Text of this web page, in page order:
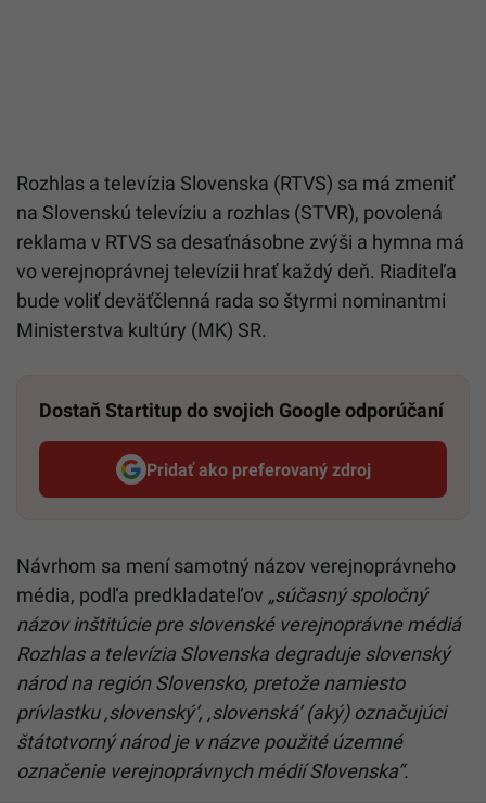
Rozhlas a televízia Slovenska (RTVS) sa má zmeniť
na Slovenskú televíziu a rozhlas (STVR), povolená
reklama v RTVS sa desaťnásobne zvýši a hymna má
vo verejnoprávnej televízii hrať každý deň. Riaditeľa
bude voliť deväťčlenná rada so štyrmi nominantmi
Ministerstva kultúry (MK) SR.
Dostaň Startitup do svojich Google odporúčaní
Pridať ako preferovaný zdroj
Startitup, odkaz sa otvorí v
Návrhom sa mení samotný názov verejnoprávneho
média, podľa predkladateľov „súčasný spoločný
názov inštitúcie pre slovenské verejnoprávne médiá
Rozhlas a televízia Slovenska degraduje slovenský
národ na región Slovensko, pretože namiesto
prívlastku ‚slovenský‘, ‚slovenská‘ (aký) označujúci
štátotvorný národ je v názve použité územné
označenie verejnoprávnych médií Slovenska“.